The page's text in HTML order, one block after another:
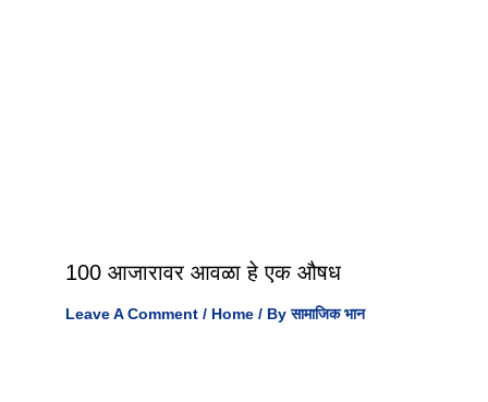
100 आजारावर आवळा हे एक औषध
Leave A Comment / Home / Byसामाजिक भान